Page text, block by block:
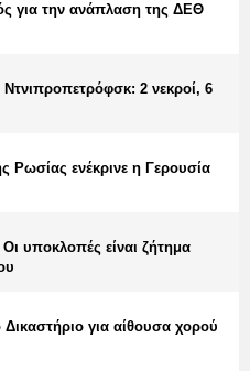
για την ανάπλαση της ΔΕΘ
2 νεκροί, 6
Ρωσίας ενέκρινε η Γερουσία
υποκλοπές είναι ζήτημα
για αίθουσα χορού